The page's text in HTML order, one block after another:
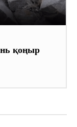
қоңыр